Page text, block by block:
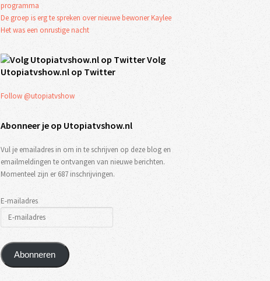
programma
De groep is erg te spreken over nieuwe bewoner Kaylee
Het was een onrustige nacht
Volg
Utopiatvshow.nl op Twitter
Follow @utopiatvshow
Abonneer je op Utopiatvshow.nl
Vul je emailadres in om in te schrijven op deze blog en
emailmeldingen te ontvangen van nieuwe berichten.
Momenteel zijn er 687 inschrijvingen.
E-mailadres
Abonneren